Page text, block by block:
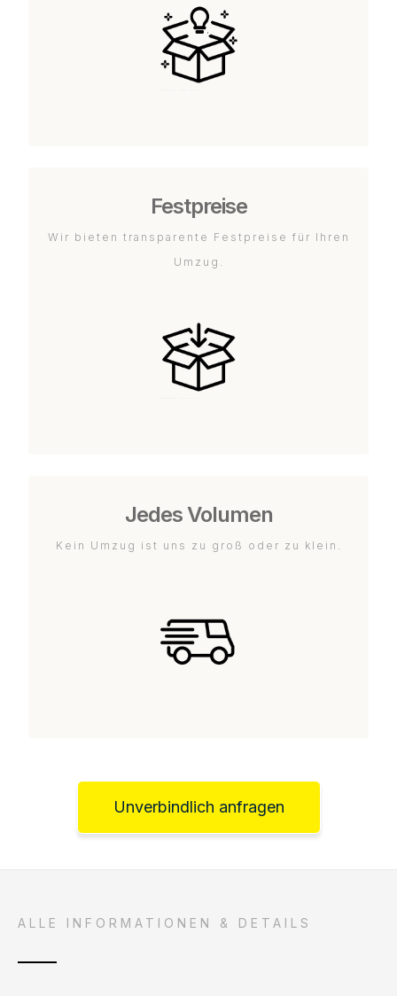
Festpreise
Wir bieten transparente Festpreise für Ihren
Umzug.
Jedes Volumen
Kein Umzug ist uns zu groß oder zu klein.
Unverbindlich anfragen
ALLE INFORMATIONEN & DETAILS